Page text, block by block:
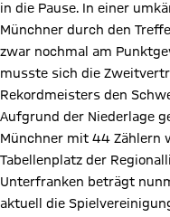
in die Pause. In einer
Münchner durch den
zwar nochmal am
musste sich die
Rekordmeisters den
Aufgrund der Niederlage
Münchner mit 44 Zählern
Tabellenplatz der
Unterfranken beträgt
aktuell die